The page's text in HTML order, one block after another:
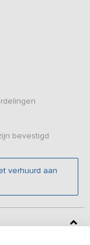
bevestigd
verhuurd aan